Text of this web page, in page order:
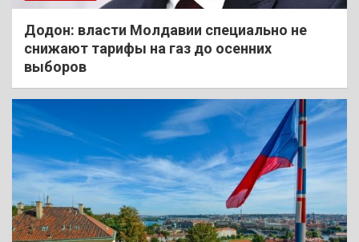
Додон: власти Молдавии специально не
снижают тарифы на газ до осенних
выборов